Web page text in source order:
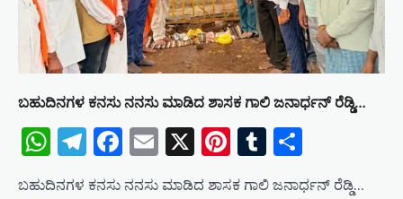
ಬಹುದಿನಗಳ ಕನಸು ನನಸು ಮಾಡಿದ ಶಾಸಕ ಗಾಲಿ ಜನಾರ್ಧನ್ ರೆಡ್ಡಿ…
WhatsApp
Telegram
Facebook
Email
X Pinterest
Tumblr
ಬಹುದಿನಗಳ ಕನಸು ನನಸು ಮಾಡಿದ ಶಾಸಕ ಗಾಲಿ ಜನಾರ್ಧನ್ ರೆಡ್ಡಿ…